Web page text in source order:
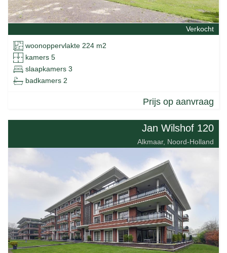
Verkocht
woonoppervlakte 224 m2
kamers 5
slaapkamers 3
badkamers 2
Prijs op aanvraag
Jan Wilshof 120
Alkmaar, Noord-Holland